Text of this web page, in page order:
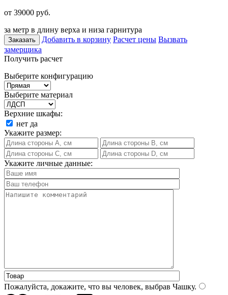
от 39000 руб.
за метр в длину верха и низа гарнитура
Заказать Добавить в корзину Расчет цены Вызвать
замерщика
Получить расчет
Выберите конфигурацию
Выберите материал
Верхние шкафы:
нет да
Укажите размер:
Укажите личные данные:
Пожалуйста, докажите, что вы человек, выбрав Чашку.